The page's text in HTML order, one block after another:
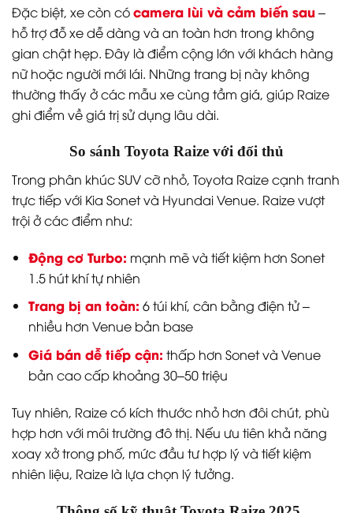
Đặc biệt, xe còn cócamera lùi và cảm biến sau–
hỗ trợ đỗ xe dễ dàng và an toàn hơn trong không
gian chật hẹp. Đây là điểm cộng lớn với khách hàng
nữ hoặc người mới lái. Những trang bị này không
thường thấy ở các mẫu xe cùng tầm giá, giúp Raize
ghi điểm về giá trị sử dụng lâu dài.
So sánh Toyota Raize với đối thủ
Trong phân khúc SUV cỡ nhỏ, Toyota Raize cạnh tranh
trực tiếp với Kia Sonet và Hyundai Venue. Raize vượt
trội ở các điểm như:
Động cơ Turbo: mạnh mẽ và tiết kiệm hơn Sonet
1.5 hút khí tự nhiên
Trang bị an toàn: 6 túi khí, cân bằng điện tử –
nhiều hơn Venue bản base
Giá bán dễ tiếp cận: thấp hơn Sonet và Venue
bản cao cấp khoảng 30–50 triệu
Tuy nhiên, Raize có kích thước nhỏ hơn đôi chút, phù
hợp hơn với môi trường đô thị. Nếu ưu tiên khả năng
xoay xở trong phố, mức đầu tư hợp lý và tiết kiệm
nhiên liệu, Raize là lựa chọn lý tưởng.